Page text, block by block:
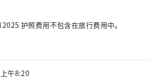
护照费用不包含在旅行费用中。
午8:20